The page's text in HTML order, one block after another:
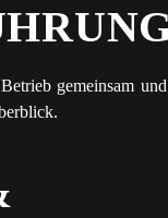
gemeinsam und